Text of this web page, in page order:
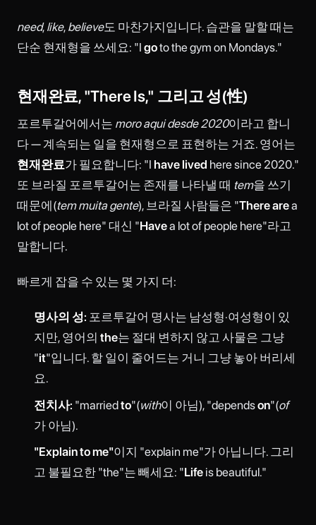
need, like, believe도 마찬가지입니다. 습관을 말할 때는
단순 현재형을 쓰세요: "I goto the gym on Mondays."
현재완료, "There Is," 그리고 성(性)
포르투갈어에서는 moro aqui desde 2020이라고 합니
다 — 계속되는 일을 현재형으로 표현하는 거죠. 영어는
현재완료가 필요합니다: "I have lived here since 2020."
또 브라질 포르투갈어는 존재를 나타낼 때 tem을 쓰기
때문에(tem muita gente), 브라질 사람들은 "There area
lot of people here" 대신 "Havea lot of people here"라고
말합니다.
빠르게 잡을 수 있는 몇 가지 더:
명사의 성: 포르투갈어 명사는 남성형·여성형이 있
지만, 영어의 the는 절대 변하지 않고 사물은 그냥
"it"입니다. 할 일이 줄어드는 거니 그냥 놓아 버리세
요.
전치사: "marriedto"(with이 아님), "dependson"(of
가 아님).
"Explain to me"이지 "explain me"가 아닙니다. 그리
고 불필요한 "the"는 빼세요: "Lifeis beautiful."